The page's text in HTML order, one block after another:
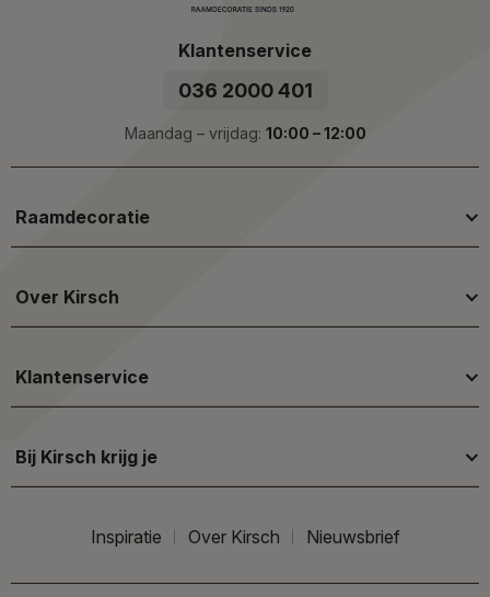
Klantenservice
036 2000 401
Maandag – vrijdag: 10:00 – 12:00
Raamdecoratie
Over Kirsch
Klantenservice
Bij Kirsch krijg je
Inspiratie Over Kirsch Nieuwsbrief